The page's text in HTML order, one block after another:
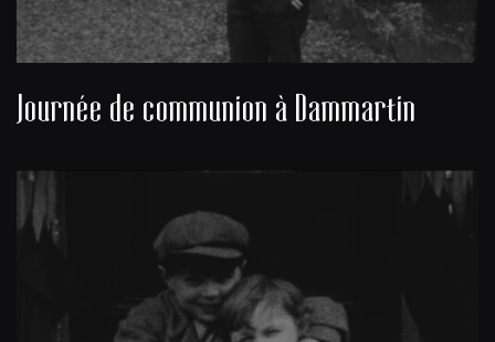
Journée de communion à Dammartin